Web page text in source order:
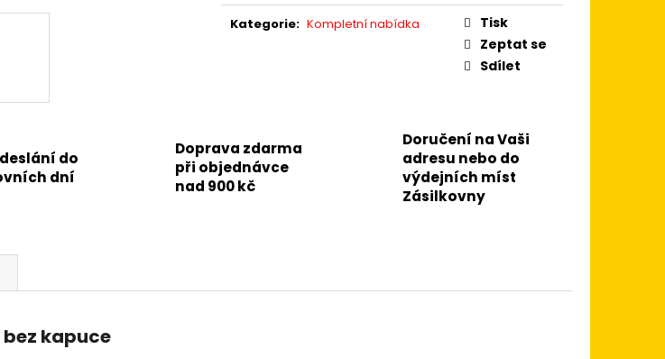
Kategorie: Kompletní nabídka
Tisk
Zeptat se
Sdílet
do
dní
Doprava zdarma
při objednávce
nad 900 kč
Doručení na Vaši
adresu nebo do
výdejních míst
Zásilkovny
kapuce